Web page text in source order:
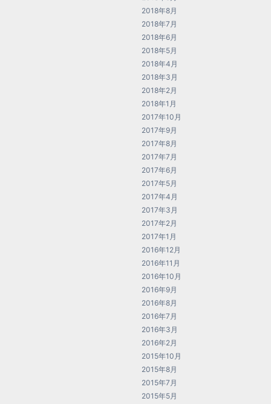
2018年8月
2018年7月
2018年6月
2018年5月
2018年4月
2018年3月
2018年2月
2018年1月
2017年10月
2017年9月
2017年8月
2017年7月
2017年6月
2017年5月
2017年4月
2017年3月
2017年2月
2017年1月
2016年12月
2016年11月
2016年10月
2016年9月
2016年8月
2016年7月
2016年3月
2016年2月
2015年10月
2015年8月
2015年7月
2015年5月